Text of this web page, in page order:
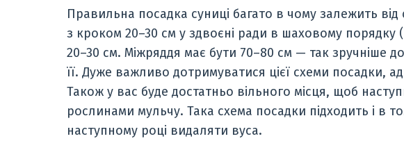
Правильна посадка суниці багато в чому залежить
з кроком 20–30 см у здвоєні ради в шаховому порядку
20–30 см. Міжряддя має бути 70–80 см — так зручніше
її. Дуже важливо дотримуватися цієї схеми посадки,
Також у вас буде достатньо вільного місця, щоб
рослинами мульчу. Така схема посадки підходить і в
наступному році видаляти вуса.